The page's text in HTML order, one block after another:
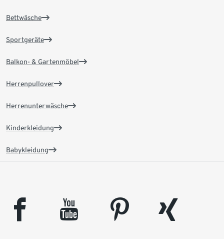
Bettwäsche
Sportgeräte
Balkon- & Gartenmöbel
Herrenpullover
Herrenunterwäsche
Kinderkleidung
Babykleidung
facebook youtube pinterest
xing